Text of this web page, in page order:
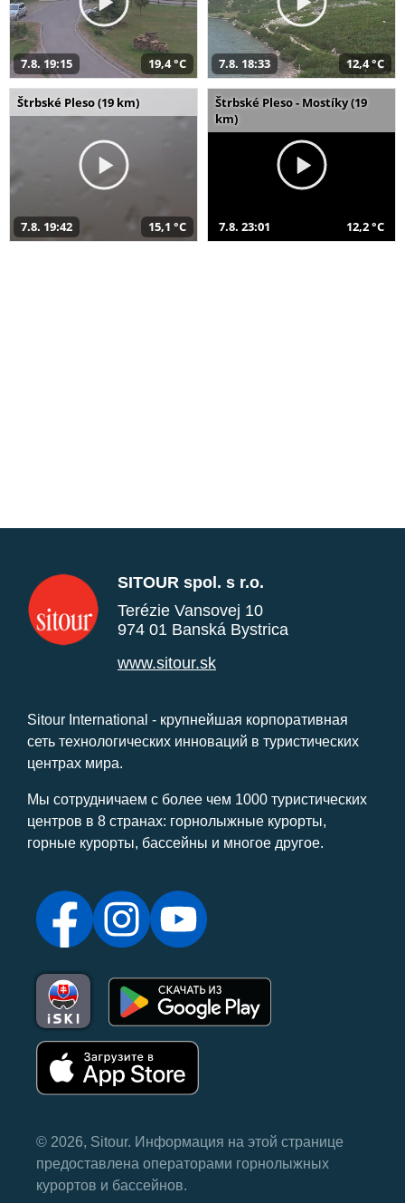
7.8. 19:15 19,4 °C 7.8. 18:33 12,4 °C
Štrbské Pleso (19 km)
7.8. 19:42 15,1 °C
Štrbské Pleso - Mostíky (19
km)
7.8. 23:01 12,2 °C
SITOUR spol. s r.o.
Terézie Vansovej 10
974 01 Banská Bystrica
www.sitour.sk
Sitour International - крупнейшая корпоративная
сеть технологических инноваций в туристических
центрах мира.
Мы сотрудничаем с более чем 1000 туристических
центров в 8 странах: горнолыжные курорты,
горные курорты, бассейны и многое другое.
© 2026, Sitour. Информация на этой странице
предоставлена ​​операторами горнолыжных
курортов и бассейнов.